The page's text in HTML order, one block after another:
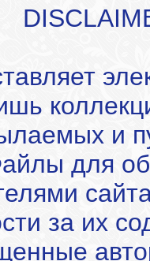
и
для
за их